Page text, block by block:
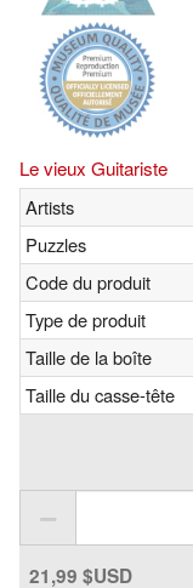
Le vieux Guitariste
Artists
Puzzles
Code du produit
Type de produit
Taille de la boîte
Taille du casse-tête
21,99 $USD